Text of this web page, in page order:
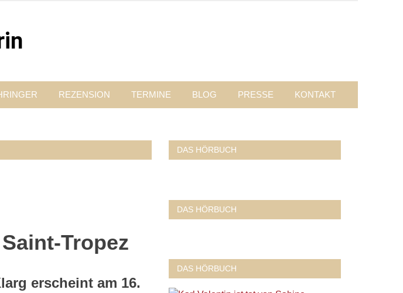
REZENSION TERMINE BLOG PRESSE KONTAKT
Tropez
erscheint am 16.
DAS HÖRBUCH
DAS HÖRBUCH
DAS HÖRBUCH